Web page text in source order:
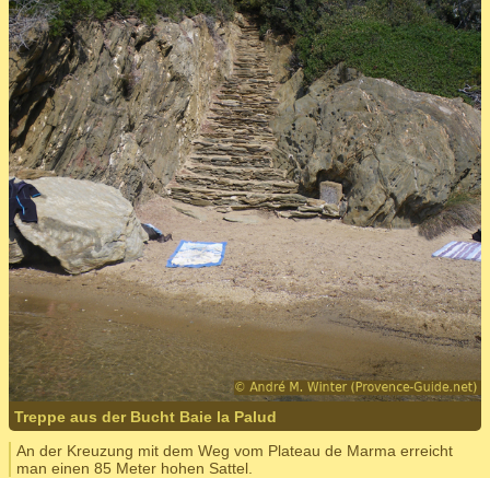
Treppe aus der Bucht Baie la Palud
An der Kreuzung mit dem Weg vom Plateau de Marma erreicht
man einen 85 Meter hohen Sattel.